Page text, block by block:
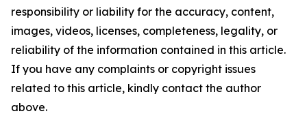
responsibility or liability for the accuracy, content,
images, videos, licenses, completeness, legality, or
reliability of the information contained in this article.
If you have any complaints or copyright issues
related to this article, kindly contact the author
above.